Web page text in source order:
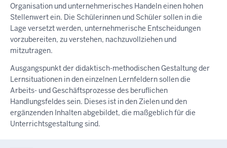
Organisation und unternehmerisches Handeln einen hohen
Stellenwert ein. Die Schülerinnen und Schüler sollen in die
Lage versetzt werden, unternehmerische Entscheidungen
vorzubereiten, zu verstehen, nachzuvollziehen und
mitzutragen.
Ausgangspunkt der didaktisch-methodischen Gestaltung der
Lernsituationen in den einzelnen Lernfeldern sollen die
Arbeits- und Geschäftsprozesse des beruflichen
Handlungsfeldes sein. Dieses ist in den Zielen und den
ergänzenden Inhalten abgebildet, die maßgeblich für die
Unterrichtsgestaltung sind.